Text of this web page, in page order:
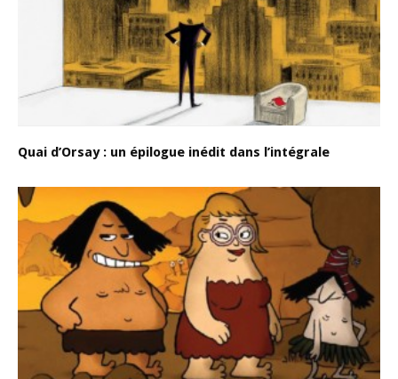
Quai d’Orsay : un épilogue inédit dans l’intégrale